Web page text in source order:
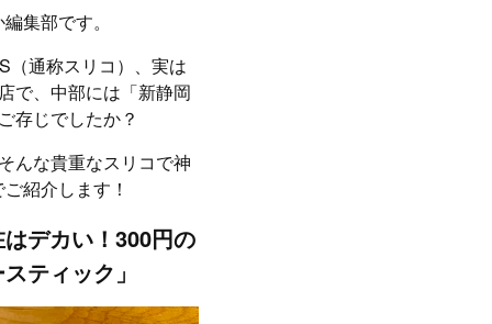
集部です。
（通称スリコ）、実は
で、中部には「新静岡
存じでしたか？
な貴重なスリコで神
紹介します！
デカい！300円の
ティック」